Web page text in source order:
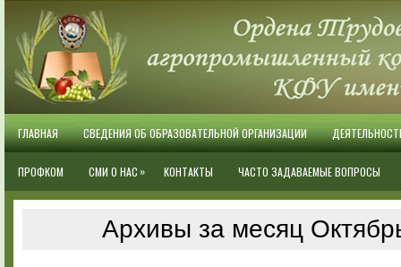
ГЛАВНАЯ СВЕДЕНИЯ ОБ ОБРАЗОВАТЕЛЬНОЙ ОРГАНИЗАЦИИ
ПРОФКОМ СМИ О НАС » КОНТАКТЫ ЧАСТО ЗАДАВАЕМЫЕ ВОПРОСЫ
Архивы за месяц